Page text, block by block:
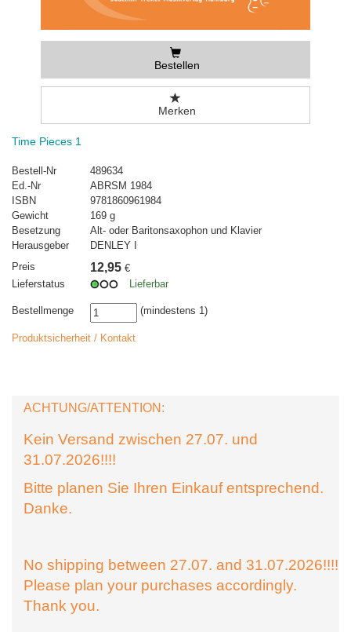
Bestellen
Merken
Time Pieces 1
Bestell-Nr
489634
Ed.-Nr
ABRSM 1984
ISBN
9781860961984
Gewicht
169 g
Besetzung
Alt- oder Baritonsaxophon und Klavier
Herausgeber
DENLEY I
Preis
12,95 €
Lieferstatus
Lieferbar
Bestellmenge (mindestens 1)
Produktsicherheit / Kontakt
ACHTUNG/ATTENTION:
Kein Versand zwischen 27.07. und
31.07.2026!!!!
Bitte planen Sie Ihren Einkauf entsprechend.
Danke.
No shipping between 27.07. and 31.07.2026!!!!
Please plan your purchases accordingly.
Thank you.